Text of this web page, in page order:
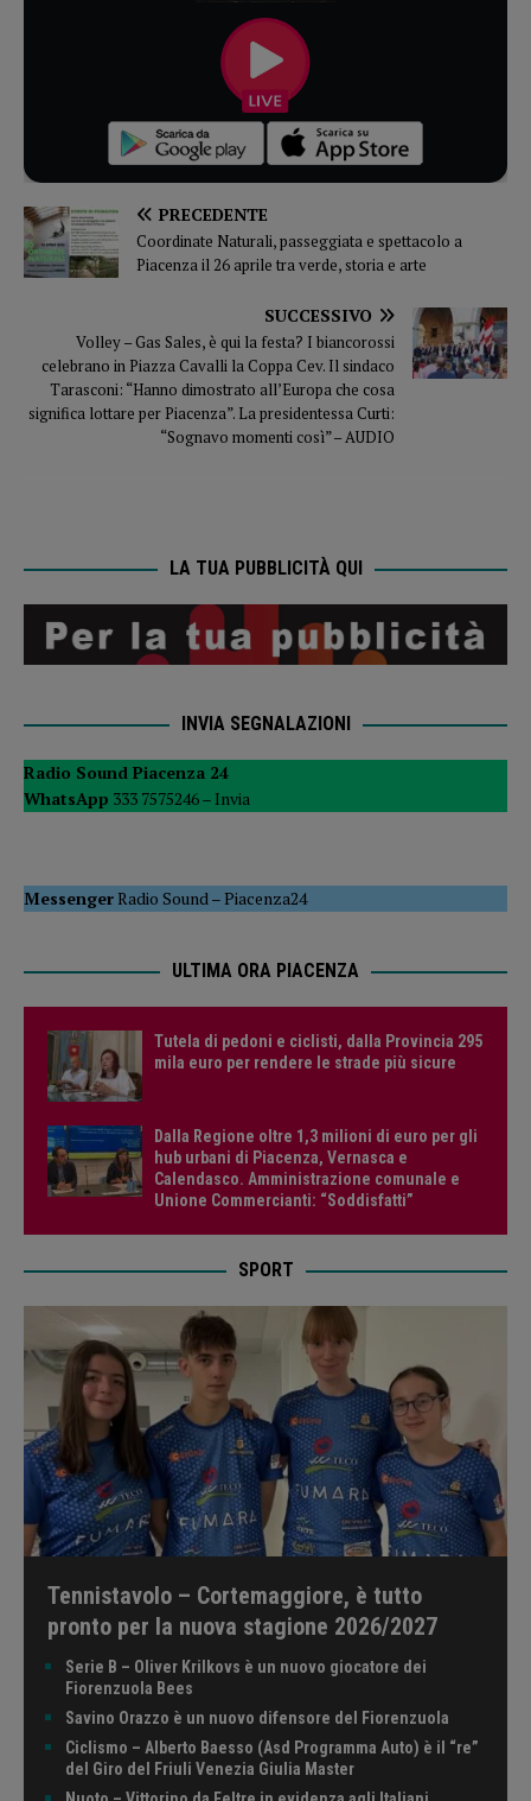
PRECEDENTE
Coordinate Naturali, passeggiata e spettacolo a
Piacenza il 26 aprile tra verde, storia e arte
SUCCESSIVO
Volley – Gas Sales, è qui la festa? I biancorossi
celebrano in Piazza Cavalli la Coppa Cev. Il sindaco
Tarasconi: “Hanno dimostrato all’Europa che cosa
significa lottare per Piacenza”. La presidentessa Curti:
“Sognavo momenti così” – AUDIO
LA TUA PUBBLICITÀ QUI
INVIA SEGNALAZIONI
Radio Sound Piacenza 24
WhatsApp 333 7575246 – Invia
MessengerRadio Sound–Piacenza24
ULTIMA ORA PIACENZA
Tutela di pedoni e ciclisti, dalla Provincia 295
mila euro per rendere le strade più sicure
Dalla Regione oltre 1,3 milioni di euro per gli
hub urbani di Piacenza, Vernasca e
Calendasco. Amministrazione comunale e
Unione Commercianti: “Soddisfatti”
SPORT
Tennistavolo – Cortemaggiore, è tutto
pronto per la nuova stagione 2026/2027
Serie B – Oliver Krilkovs è un nuovo giocatore dei
Fiorenzuola Bees
Savino Orazzo è un nuovo difensore del Fiorenzuola
Ciclismo – Alberto Baesso (Asd Programma Auto) è il “re”
del Giro del Friuli Venezia Giulia Master